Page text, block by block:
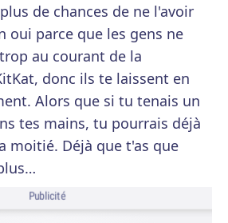
de chances de ne l'avoir
oui parce que les gens ne
au courant de la
donc ils te laissent en
Alors que si tu tenais un
tes mains, tu pourrais déjà
moitié. Déjà que t'as que
Publicité